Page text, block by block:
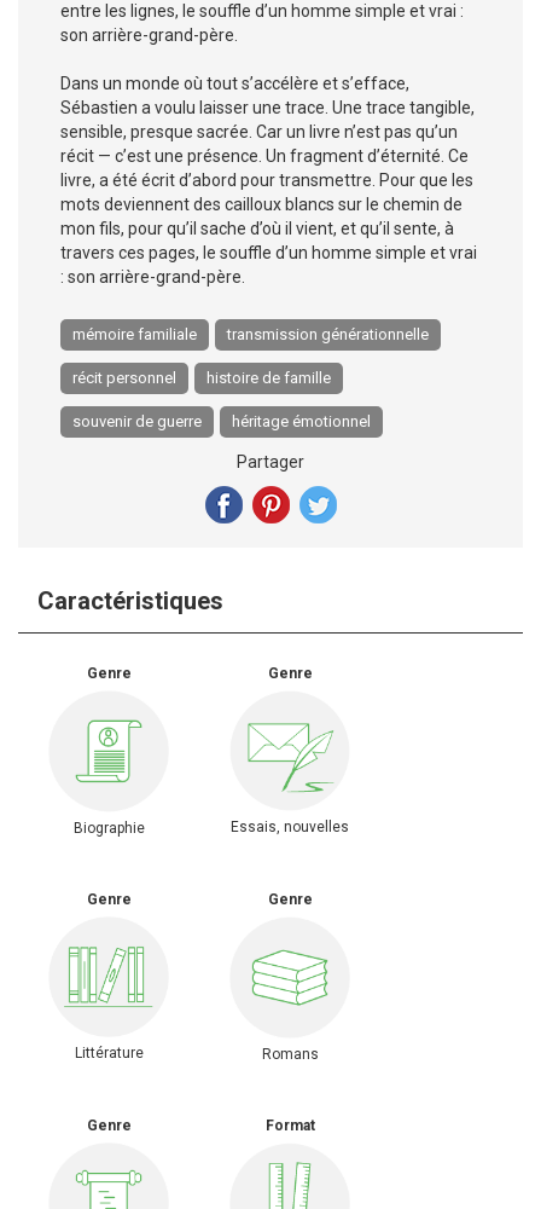
entre les lignes, le souffle d’un homme simple et vrai :
son arrière-grand-père.
Dans un monde où tout s’accélère et s’efface,
Sébastien a voulu laisser une trace. Une trace tangible,
sensible, presque sacrée. Car un livre n’est pas qu’un
récit — c’est une présence. Un fragment d’éternité. Ce
livre, a été écrit d’abord pour transmettre. Pour que les
mots deviennent des cailloux blancs sur le chemin de
mon fils, pour qu’il sache d’où il vient, et qu’il sente, à
travers ces pages, le souffle d’un homme simple et vrai
: son arrière-grand-père.
mémoire familiale transmission générationnelle
récit personnel histoire de famille
souvenir de guerre héritage émotionnel
Partager
Caractéristiques
Genre
Biographie
Genre
Essais, nouvelles
Genre
Littérature
Genre
Romans
Genre Format